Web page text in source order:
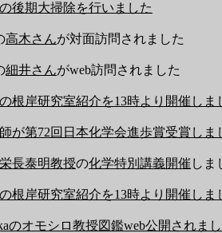
後期大掃除を行いました
高木さんが対面訪問されました
細井さんがweb訪問されました
根岸研究室紹介を13時より開催しま
が第72回日本化学会進歩賞受賞しま
長泰明教授の化学特別講義開催 しま
根岸研究室紹介を13時より開催しま
のオモシロ教授図鑑web公開されま